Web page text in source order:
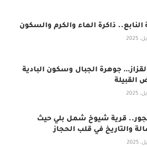
النابع.. ذاكرة الماء والكرم والسكون
جوهرة الجبال وسكون البادية
القبيلة
قرية شيوخ شمل بلي حيث
والتاريخ في قلب الحجاز